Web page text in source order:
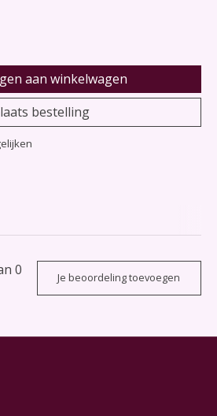
aan winkelwagen
bestelling
0
Je beoordeling toevoegen